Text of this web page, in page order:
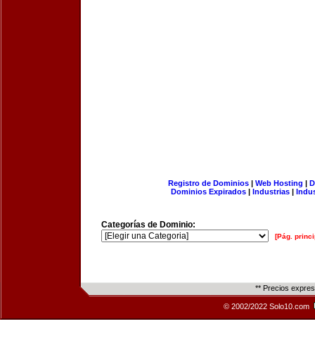
Registro de Dominios| Web Hosting |
Dominios Expirados | Industrias |
Categorías de Dominio:
[Pág.
** Precios
© 2002/2022 Solo10.com